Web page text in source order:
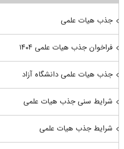
جذب هیات علمی
فراخوان جذب هیات علمی ۱۴۰۴
جذب هیات علمی دانشگاه آزاد
شرایط سنی جذب هیات علمی
شرایط جذب هیات علمی